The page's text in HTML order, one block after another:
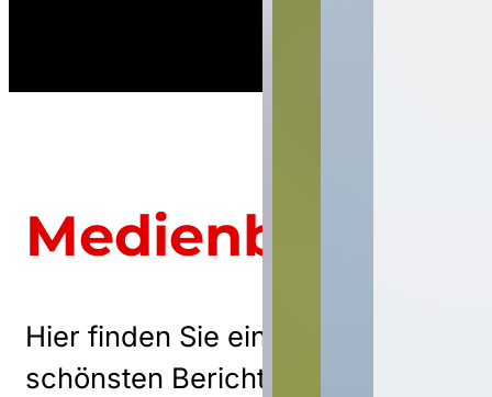
Medienberichte
Hier finden Sie einige der
schönsten Berichte aus der